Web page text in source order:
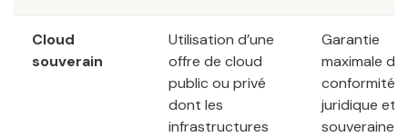
Cloud
souverain
Utilisation d’une
offre de cloud
public ou privé
dont les
infrastructures
Garantie
maximale de
conformité
juridique et